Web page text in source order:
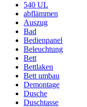
540 UL
abflämmen
Auszug
Bad
Bedienpanel
Beleuchtung
Bett
Bettlaken
Bett umbau
Demontage
Dusche
Duschtasse